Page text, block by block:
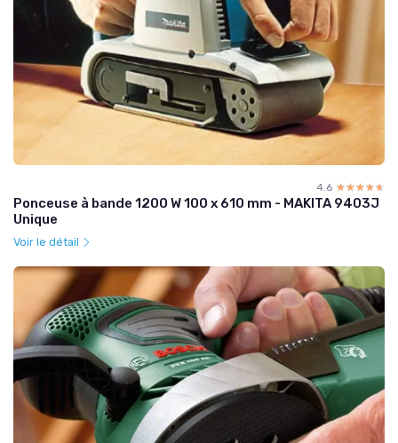
4.6 ☆☆☆☆☆
★★★★★
Ponceuse à bande 1200 W 100 x 610 mm - MAKITA 9403J
Unique
Voir le détail